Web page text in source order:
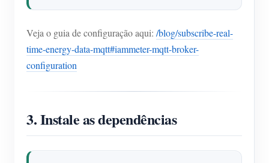
Veja o guia de configuração aqui: /blog/subscribe-real-
time-energy-data-mqtt#iammeter-mqtt-broker-
configuration
3. Instale as dependências